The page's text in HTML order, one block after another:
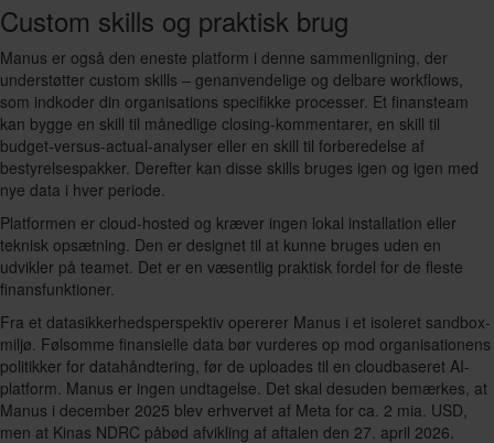
Custom skills og praktisk brug
Manus er også den eneste platform i denne sammenligning, der
understøtter custom skills – genanvendelige og delbare workflows,
som indkoder din organisations specifikke processer. Et finansteam
kan bygge en skill til månedlige closing-kommentarer, en skill til
budget-versus-actual-analyser eller en skill til forberedelse af
bestyrelsespakker. Derefter kan disse skills bruges igen og igen med
nye data i hver periode.
Platformen er cloud-hosted og kræver ingen lokal installation eller
teknisk opsætning. Den er designet til at kunne bruges uden en
udvikler på teamet. Det er en væsentlig praktisk fordel for de fleste
finansfunktioner.
Fra et datasikkerhedsperspektiv opererer Manus i et isoleret sandbox-
miljø. Følsomme finansielle data bør vurderes op mod organisationens
politikker for datahåndtering, før de uploades til en cloudbaseret AI-
platform. Manus er ingen undtagelse. Det skal desuden bemærkes, at
Manus i december 2025 blev erhvervet af Meta for ca. 2 mia. USD,
men at Kinas NDRC påbød afvikling af aftalen den 27. april 2026.